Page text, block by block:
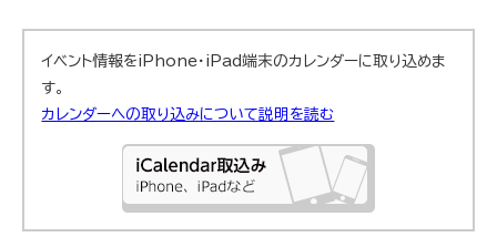
イベント情報をiPhone・iPad端末のカレンダーに取り込めま
す。
カレンダーへの取り込みについて説明を読む